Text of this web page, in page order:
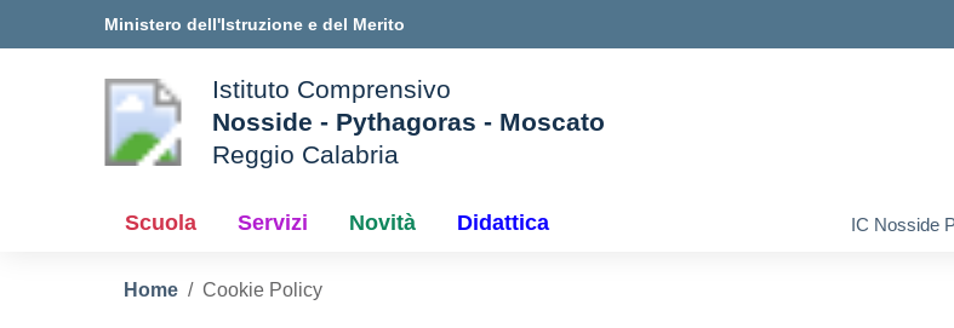
Ministero dell'Istruzione e del Merito
della scuola
Istituto Comprensivo
Nosside - Pythagoras - Moscato
Reggio Calabria
Scuola Servizi Novità Didattica IC Nosside
Home Cookie Policy